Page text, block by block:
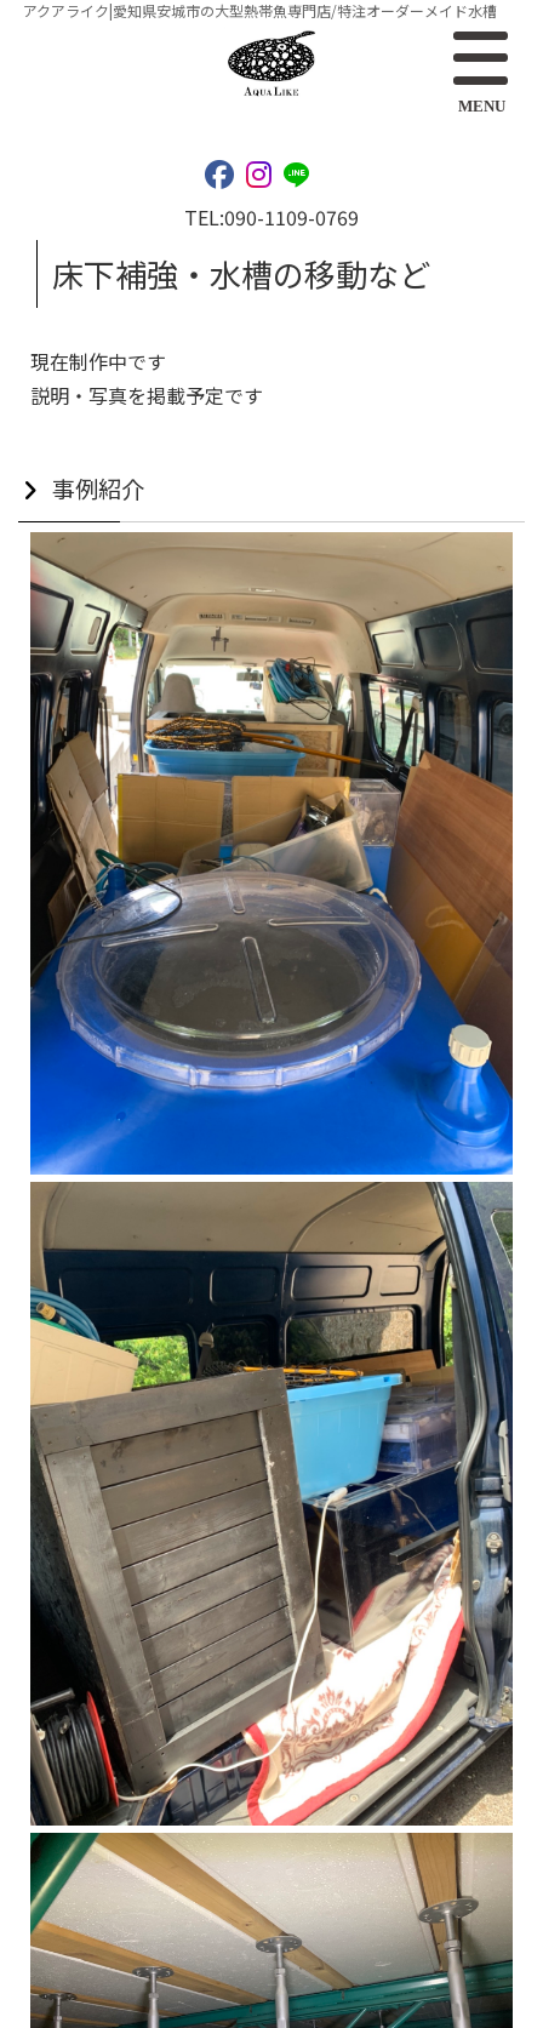
アクアライク|愛知県安城市の大型熱帯魚専門店/特注オーダーメイド水槽
MENU
TEL:090-1109-0769
床下補強・水槽の移動など
現在制作中です
説明・写真を掲載予定です
事例紹介